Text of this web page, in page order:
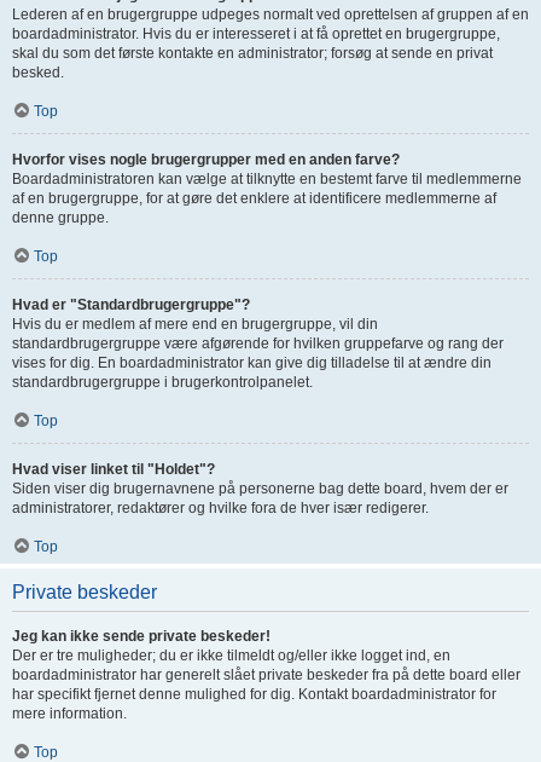
Lederen af en brugergruppe udpeges normalt ved oprettelsen af gruppen af en
boardadministrator. Hvis du er interesseret i at få oprettet en brugergruppe,
skal du som det første kontakte en administrator; forsøg at sende en privat
besked.
Top
Hvorfor vises nogle brugergrupper med en anden farve?
Boardadministratoren kan vælge at tilknytte en bestemt farve til medlemmerne
af en brugergruppe, for at gøre det enklere at identificere medlemmerne af
denne gruppe.
Top
Hvad er "Standardbrugergruppe"?
Hvis du er medlem af mere end en brugergruppe, vil din
standardbrugergruppe være afgørende for hvilken gruppefarve og rang der
vises for dig. En boardadministrator kan give dig tilladelse til at ændre din
standardbrugergruppe i brugerkontrolpanelet.
Top
Hvad viser linket til "Holdet"?
Siden viser dig brugernavnene på personerne bag dette board, hvem der er
administratorer, redaktører og hvilke fora de hver især redigerer.
Top
Private beskeder
Jeg kan ikke sende private beskeder!
Der er tre muligheder; du er ikke tilmeldt og/eller ikke logget ind, en
boardadministrator har generelt slået private beskeder fra på dette board eller
har specifikt fjernet denne mulighed for dig. Kontakt boardadministrator for
mere information.
Top